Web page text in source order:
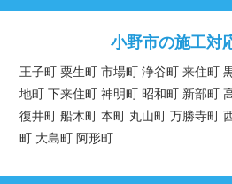
小野市の施工対
王子町 粟生町 市場町 浄谷町 来住町
地町 下来住町 神明町 昭和町 新部町
復井町 船木町 本町 丸山町 万勝寺町
町 大島町 阿形町